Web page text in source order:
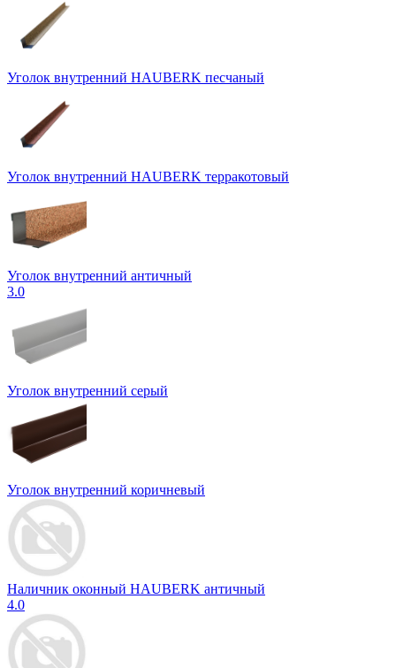
Уголок внутренний HAUBERK песчаный
Уголок внутренний HAUBERK терракотовый
Уголок внутренний античный
3.0
Уголок внутренний серый
Уголок внутренний коричневый
Наличник оконный HAUBERK античный
4.0